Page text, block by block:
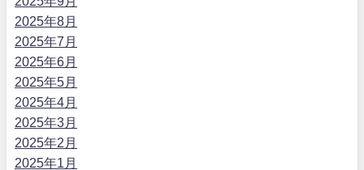
2025年8月
2025年7月
2025年6月
2025年5月
2025年4月
2025年3月
2025年2月
2025年1月